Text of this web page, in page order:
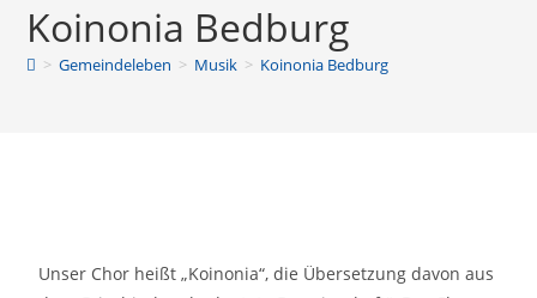
Koinonia Bedburg
> Gemeindeleben > Musik > Koinonia Bedburg
Unser Chor heißt „Koinonia“, die Übersetzung davon aus